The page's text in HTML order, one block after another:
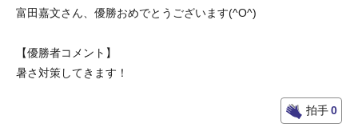
富田嘉文さん、優勝おめでとうございます(^O^)
【優勝者コメント】
暑さ対策してきます！
拍手0